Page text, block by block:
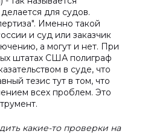
для судов.
Именно такой
и суд или заказчик
а могут и нет. При
штатах США полиграф
в суде, что
тезис тут в том, что
всех проблем. Это
какие-то проверки на